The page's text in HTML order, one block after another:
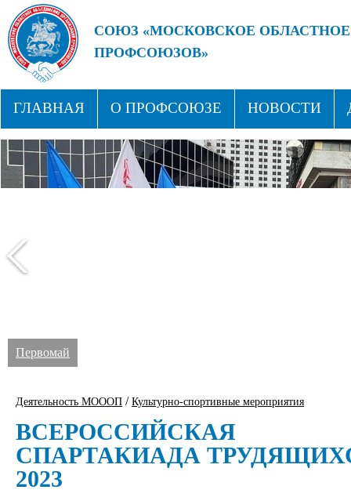
СОЮЗ «МОСКОВСКОЕ
ПРОФСОЮЗОВ»
ГЛАВНАЯ О ПРОФСОЮЗЕ НОВОСТИ
СТРУКТУРА ПРОФСОЮЗНЫЕ ЗДРАВНИЦЫ
Первомай
Деятельность МОООП / Культурно-спортивные мероприятия
ВСЕРОССИЙСКАЯ
СПАРТАКИАДА
2023